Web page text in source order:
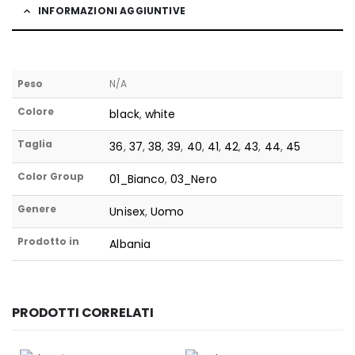
INFORMAZIONI AGGIUNTIVE
Peso N/A
Colore black, white
Taglia 36, 37, 38,39, 40, 41, 42, 43, 44, 45
Color Group 01_Bianco,03_Nero
Genere Unisex, Uomo
Prodotto in Albania
PRODOTTI CORRELATI